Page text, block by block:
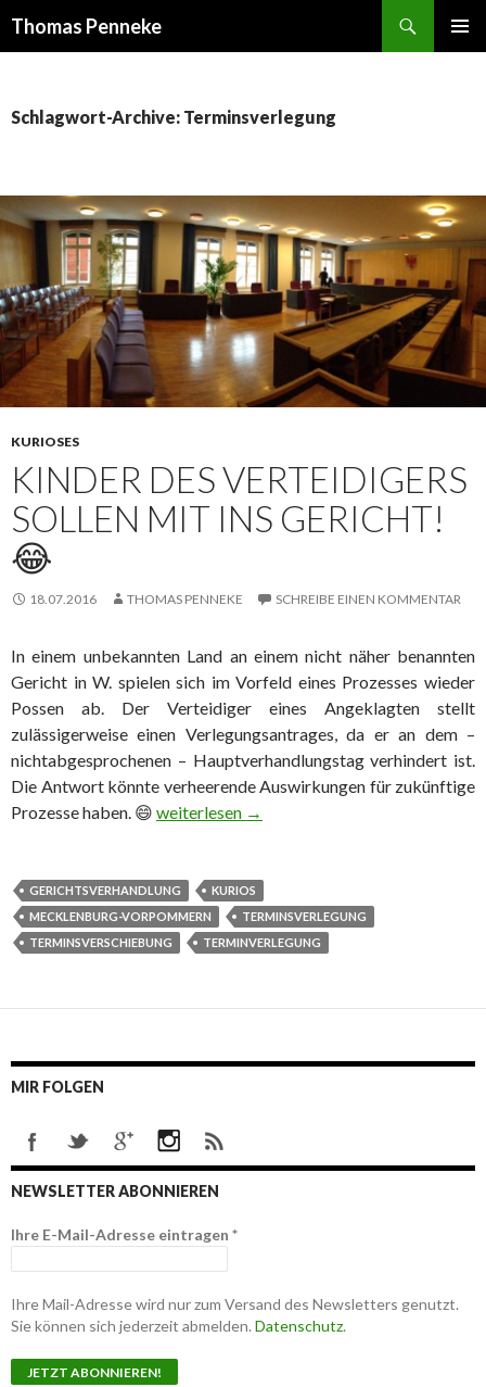
Thomas Penneke
Schlagwort-Archive: Terminsverlegung
KURIOSES
KINDER DES VERTEIDIGERS
SOLLEN MIT INS GERICHT!
😂
18.07.2016 THOMAS PENNEKE SCHREIBE EINEN KOMMENTAR
In einem unbekannten Land an einem nicht näher benannten
Gericht in W. spielen sich im Vorfeld eines Prozesses wieder
Possen ab. Der Verteidiger eines Angeklagten stellt
zulässigerweise einen Verlegungsantrages, da er an dem –
nichtabgesprochenen – Hauptverhandlungstag verhindert ist.
Die Antwort könnte verheerende Auswirkungen für zukünftige
Prozesse haben. 😄 Kinder des Verteidigers sollen mit ins
weiterlesen →
GERICHTSVERHANDLUNG
KURIOS
MECKLENBURG-VORPOMMERN
TERMINSVERLEGUNG
TERMINSVERSCHIEBUNG
TERMINVERLEGUNG
MIR FOLGEN
NEWSLETTER ABONNIEREN
Ihre E-Mail-Adresse eintragen *
Ihre Mail-Adresse wird nur zum Versand des Newsletters genutzt.
Sie können sich jederzeit abmelden. Datenschutz.